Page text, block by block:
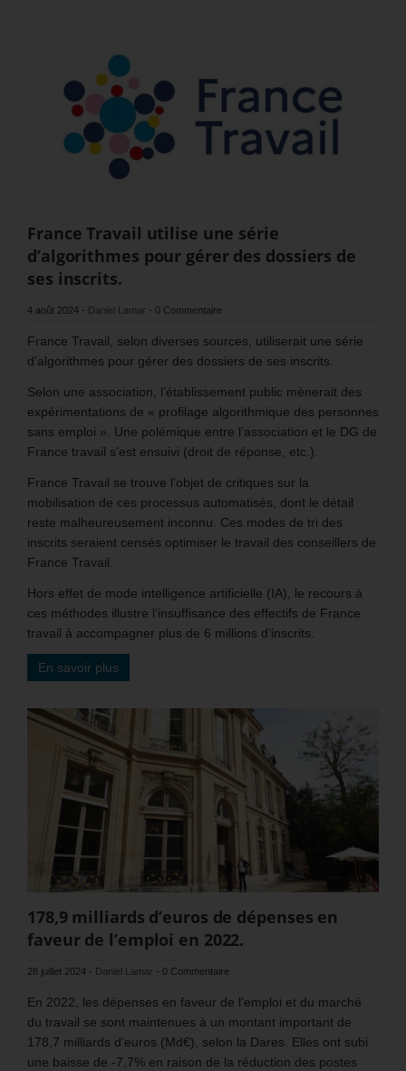
France Travail utilise une série
d’algorithmes pour gérer des dossiers de
ses inscrits.
4 août 2024 - Daniel Lamar - 0 Commentaire
France Travail, selon diverses sources, utiliserait une série
d’algorithmes pour gérer des dossiers de ses inscrits.
Selon une association, l’établissement public mènerait des
expérimentations de « profilage algorithmique des personnes
sans emploi ». Une polémique entre l’association et le DG de
France travail s’est ensuivi (droit de réponse, etc.).
France Travail se trouve l’objet de critiques sur la
mobilisation de ces processus automatisés, dont le détail
reste malheureusement inconnu. Ces modes de tri des
inscrits seraient censés optimiser le travail des conseillers de
France Travail.
Hors effet de mode intelligence artificielle (IA), le recours à
ces méthodes illustre l’insuffisance des effectifs de France
travail à accompagner plus de 6 millions d’inscrits.
En savoir plus
178,9 milliards d’euros de dépenses en
faveur de l’emploi en 2022.
28 juillet 2024 - Daniel Lamar - 0 Commentaire
En 2022, les dépenses en faveur de l’emploi et du marché
du travail se sont maintenues à un montant important de
178,7 milliards d’euros (Md€), selon la Dares. Elles ont subi
une baisse de -7,7% en raison de la réduction des postes